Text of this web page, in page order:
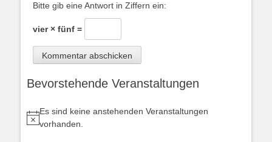
Bitte gib eine Antwort in Ziffern ein:
vier × fünf =
Bevorstehende Veranstaltungen
Hinweis
Es sind keine anstehenden Veranstaltungen
vorhanden.